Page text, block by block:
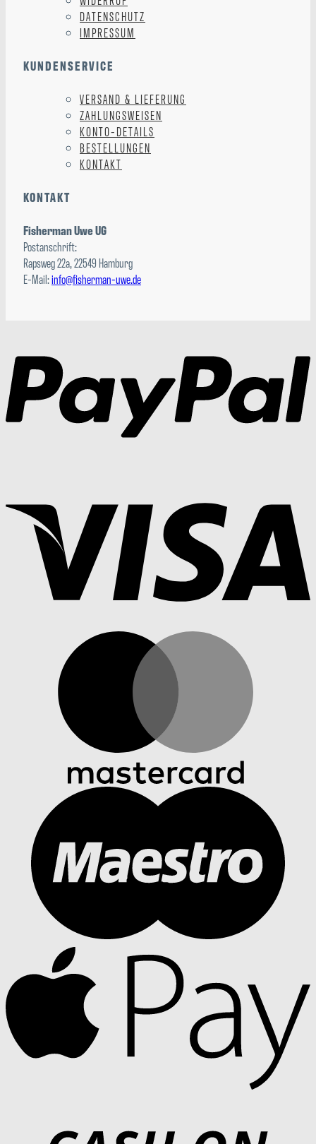
DATENSCHUTZ
IMPRESSUM
KUNDENSERVICE
VERSAND & LIEFERUNG
ZAHLUNGSWEISEN
KONTO-DETAILS
BESTELLUNGEN
KONTAKT
KONTAKT
Fisherman Uwe UG
Postanschrift:
Rapsweg 22a, 22549 Hamburg
E-Mail:info@fisherman-uwe.de